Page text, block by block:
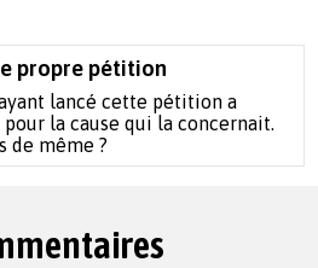
propre pétition
lancé cette pétition a
la cause qui la concernait.
de même ?